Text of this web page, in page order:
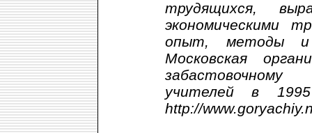
трудящихся,
экономическими
опыт, методы и
Московская
учителей в
http://